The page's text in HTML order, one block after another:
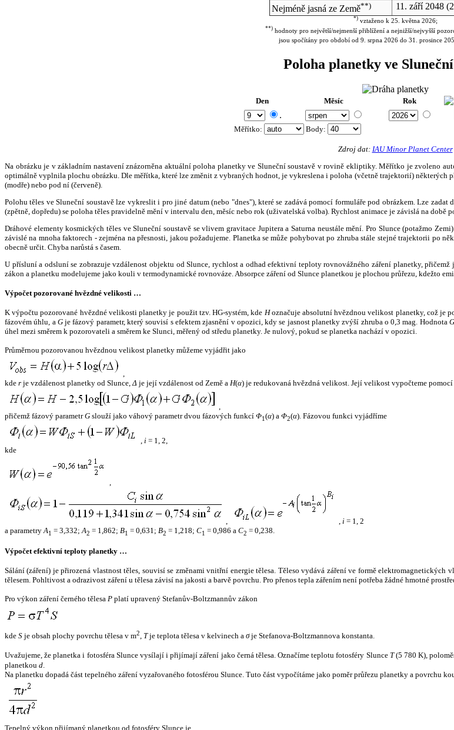
Nejméně jasná ze Země**) 11. září 2048
*)vztaženo k 25. května 2026;
**) hodnoty pro největší/nejmenší přiblížení a nejnižší/nejvyšší
jsou spočítány pro období od 9. srpna 2026 do 31. prosince
Poloha planetky ve
Den Měsíc Rok
.
Měřítko: Body:
Zdroj dat: IAU Minor Planet Center
Na obrázku je v základním nastavení znázorněna aktuální poloha planetky ve Sluneční soustavě v rovině ekliptiky. Měřítko je zvoleno
optimálně vyplnila plochu obrázku. Dle měřítka, které lze změnit z vybraných hodnot, je vykreslena i poloha (včetně trajektorií) některých
(modře) nebo pod ní (červeně).
Polohu těles ve Sluneční soustavě lze vykreslit i pro jiné datum (nebo "dnes"), které se zadává pomocí formuláře pod obrázkem. Lze
(zpětně, dopředu) se poloha těles pravidelně mění v intervalu den, měsíc nebo rok (uživatelská volba). Rychlost animace je závislá na době
Dráhové elementy kosmických těles ve Sluneční soustavě se vlivem gravitace Jupitera a Saturna neustále mění. Pro Slunce (potažmo
závislé na mnoha faktorech - zejména na přesnosti, jakou požadujeme. Planetka se může pohybovat po zhruba stále stejné trajektorii
obecně určit. Chyba narůstá s časem.
U přísluní a odsluní se zobrazuje vzdálenost objektu od Slunce, rychlost a odhad efektivní teploty rovnovážného záření planetky, přičemž
zákon a planetku modelujeme jako kouli v termodynamické rovnováze. Absorpce záření od Slunce planetkou je plochou průřezu, kdežto
Výpočet pozorované hvězdné velikosti …
K výpočtu pozorované hvězdné velikosti planetky je použit tzv. HG-systém, kde Hoznačuje absolutní hvězdnou velikost planetky, což je
fázovém úhlu, a Gje fázový parametr, který souvisí s efektem zjasnění v opozici, kdy se jasnost planetky zvýší zhruba o 0,3 mag. HodnotaG
úhel mezi směrem k pozorovateli a směrem ke Slunci, měřený od středu planetky. Je nulový, pokud se planetka nachází v opozici.
Průměrnou pozorovanou hvězdnou velikost planetky můžeme vyjádřit jako
,
kde r je vzdálenost planetky od Slunce,Δ je její vzdálenost od Země a H(α) je redukovaná hvězdná velikost. Její velikost vypočteme
,
přičemž fázový parametrG slouží jako váhový parametr dvou fázových funkcí Φ1(α) a Φ2(α). Fázovou funkci vyjádříme
, i = 1, 2,
kde
,
, , i = 1, 2
a parametryA1 = 3,332;A2 = 1,862; B1 = 0,631; B2 = 1,218; C1 = 0,986 a C2 = 0,238.
Výpočet efektivní teploty planetky …
Sálání (záření) je přirozená vlastnost těles, souvisí se změnami vnitřní energie tělesa. Těleso vydává záření ve formě
tělesem. Pohltivost a odrazivost záření u tělesa závisí na jakosti a barvě povrchu. Pro přenos tepla zářením není potřeba žádné hmotné
Pro výkon záření černého tělesa P platí upravený Stefanův-Boltzmannův zákon
kde S je obsah plochy povrchu tělesa v m2, Tje teplota tělesa v kelvinech a σje Stefanova-Boltzmannova konstanta.
Uvažujeme, že planetka i fotosféra Slunce vysílají i přijímají záření jako černá tělesa. Označíme teplotu fotosféry Slunce T(5 780 K),
planetkou d.
Na planetku dopadá část tepelného záření vyzařovaného fotosférou Slunce. Tuto část vypočítáme jako poměr průřezu planetky a povrchu
Tepelný výkon přijímaný planetkou od fotosféry Slunce je